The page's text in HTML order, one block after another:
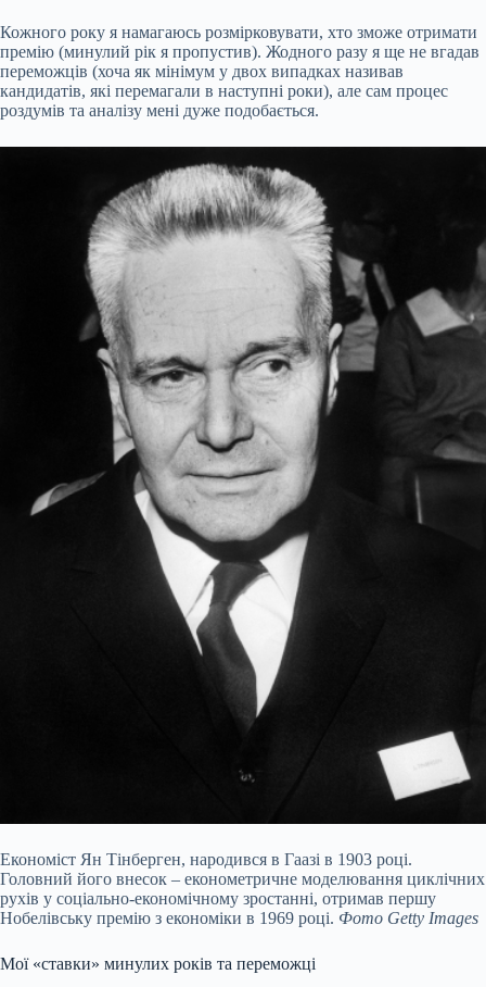
Кожного року я намагаюсь розмірковувати, хто зможе отримати
премію (минулий рік я пропустив). Жодного разу я ще не вгадав
переможців (хоча як мінімум у двох випадках називав
кандидатів, які перемагали в наступні роки), але сам процес
роздумів та аналізу мені дуже подобається.
Економіст Ян Тінберген, народився в Гаазі в 1903 році.
Головний його внесок – економетричне моделювання циклічних
рухів у соціально-економічному зростанні, отримав першу
Нобелівську премію з економіки в 1969 році. Фото Getty Images
Мої «ставки» минулих років та переможці